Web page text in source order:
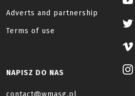
Adverts and partnership
Terms of use
NAPISZ DO NAS
contact@wmasg.pl